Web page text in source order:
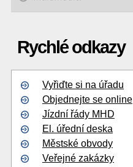
Rychlé odkazy
Vyřiďte si na úřadu
Objednejte se online
Jízdní řády MHD
El. úřední deska
Městské obvody
Veřejné zakázky